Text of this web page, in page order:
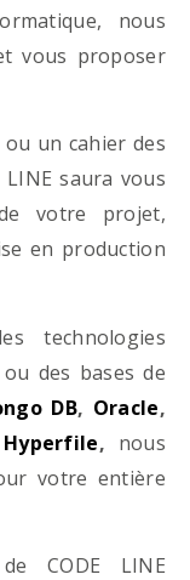
nous
vous proposer
un cahier des
LINE saura vous
votre projet,
en production
technologies
ou des bases de
DB, Oracle,
Hyperfile, nous
votre entière
CODE LINE